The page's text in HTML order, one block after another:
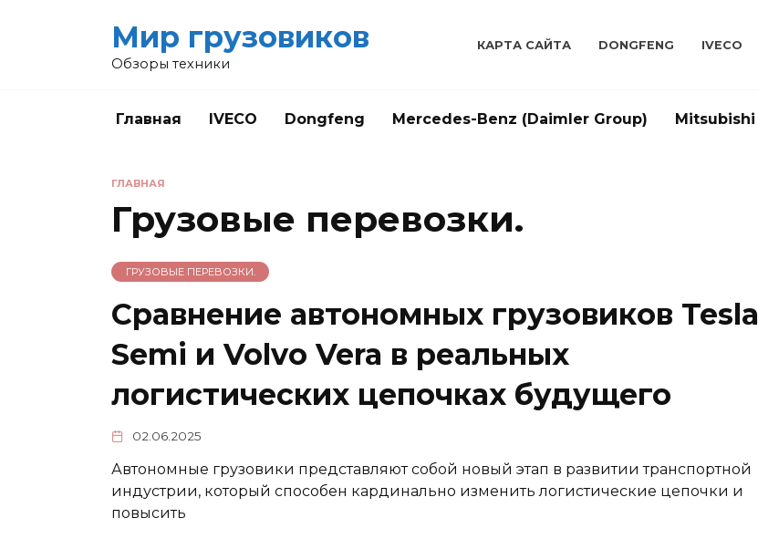
Мир грузовиков
Обзоры техники
КАРТА САЙТА DONGFENG IVECO
Главная IVECO Dongfeng Mercedes-Benz (Daimler Group) Mitsubishi
ГЛАВНАЯ
Грузовые перевозки.
ГРУЗОВЫЕ ПЕРЕВОЗКИ.
Сравнение автономных грузовиков Tesla
Semi и Volvo Vera в реальных
логистических цепочках будущего
02.06.2025
Автономные грузовики представляют собой новый этап в развитии транспортной
индустрии, который способен кардинально изменить логистические цепочки и
повысить